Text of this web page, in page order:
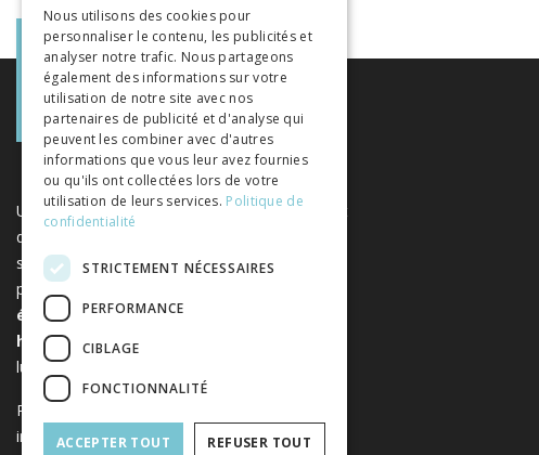
Une plateforme unique regroupant des livres et
des revues publiés par les éditeurs suisses de
sciences humaines et sociales. Libreo.ch est la
propriété de l'
éditeurs de sciences sociales et
humaines. Elle est sans but
lucratif.
Projet réalisé avec le soutien de la Conférence
intercantonale de l’instruction publique de la
ITALIAN
Nous utilisons des cookies pour
personnaliser le contenu, les publicités et
analyser notre trafic. Nous partageons
également des informations sur votre
utilisation de notre site avec nos
partenaires de publicité et d'analyse qui
peuvent les combiner avec d'autres
informations que vous leur avez fournies
ou qu'ils ont collectées lors de votre
utilisation de leurs services. Politique de
confidentialité
STRICTEMENT NÉCESSAIRES
PERFORMANCE
CIBLAGE
FONCTIONNALITÉ
ACCEPTER TOUT REFUSER TOUT